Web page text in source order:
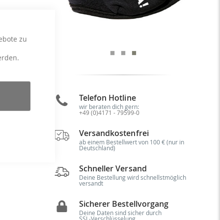
zu
Telefon Hotline
wir beraten dich gern:
+49 (0)4171 - 79599-0
Versandkostenfrei
ab einem Bestellwert von 100 € (nur in
Deutschland)
Schneller Versand
Deine Bestellung wird schnellstmöglich
versandt
Sicherer Bestellvorgang
Deine Daten sind sicher durch
SSL-Verschlüsselung